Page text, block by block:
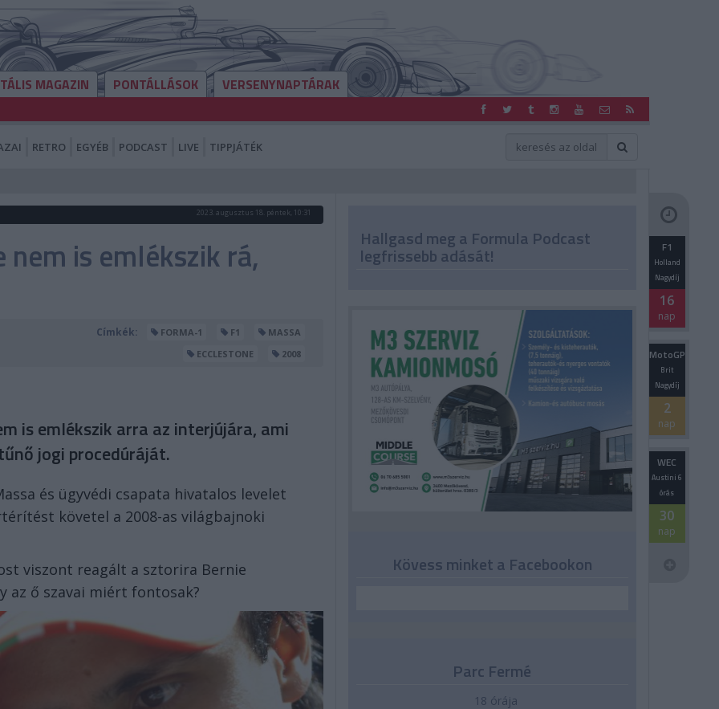
MAGAZIN PONTÁLLÁSOK VERSENYNAPTÁRAK
RETRO EGYÉB PODCAST LIVE TIPPJÁTÉK
2023. augusztus 18. péntek, 10:31
is emlékszik rá,
Címkék: FORMA-1 F1
MASSA
ECCLESTONE
2008
is emlékszik arra az interjújára, ami
jogi procedúráját.
és ügyvédi csapata hivatalos levelet
követel a 2008-as világbajnoki
viszont reagált a sztorira Bernie
az ő szavai miért fontosak?
Hallgasd meg a Formula Podcast
legfrissebb adását! F1
Holland
Nagydíj
16
nap
MotoGP
Brit
Nagydíj
2
nap
WEC
Austini 6
órás
30
nap
Kövess minket a Facebookon
Parc Fermé
18 órája